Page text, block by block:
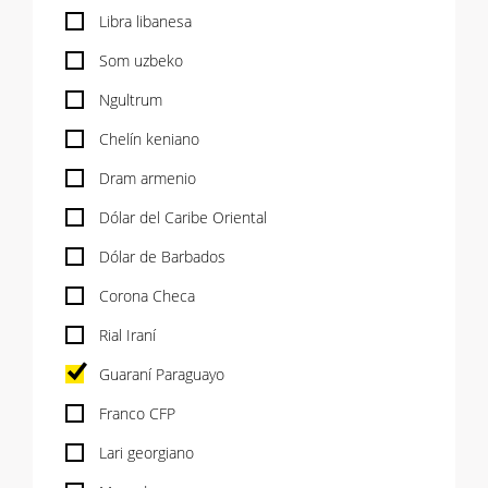
Libra libanesa
Som uzbeko
Ngultrum
Chelín keniano
Dram armenio
Dólar del Caribe Oriental
Dólar de Barbados
Corona Checa
Rial Iraní
Guaraní Paraguayo
Franco CFP
Lari georgiano